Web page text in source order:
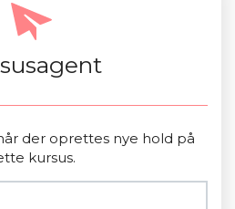
der oprettes nye hold på
kursus.